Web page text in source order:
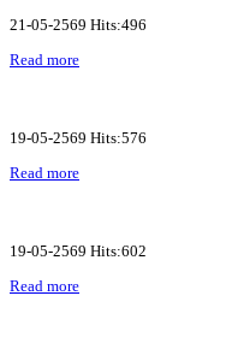
21-05-2569 Hits:496
Read more
19-05-2569 Hits:576
Read more
19-05-2569 Hits:602
Read more